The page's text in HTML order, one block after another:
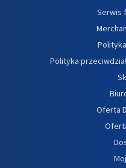
Serwis
Polityka
Oferta